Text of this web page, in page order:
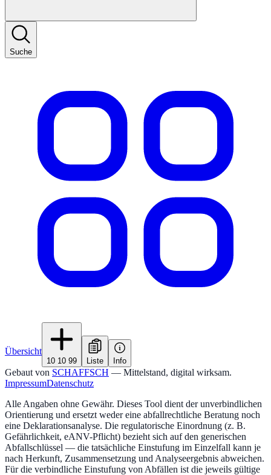
Suche
Übersicht
10 10 99 Liste Info
Gebaut von SCHAFFSCH — Mittelstand, digital wirksam.
ImpressumDatenschutz
Alle Angaben ohne Gewähr. Dieses Tool dient der unverbindlichen
Orientierung und ersetzt weder eine abfallrechtliche Beratung noch
eine Deklarationsanalyse. Die regulatorische Einordnung (z. B.
Gefährlichkeit, eANV-Pflicht) bezieht sich auf den generischen
Abfallschlüssel — die tatsächliche Einstufung im Einzelfall kann je
nach Herkunft, Zusammensetzung und Analyseergebnis abweichen.
Für die verbindliche Einstufung von Abfällen ist die jeweils gültige